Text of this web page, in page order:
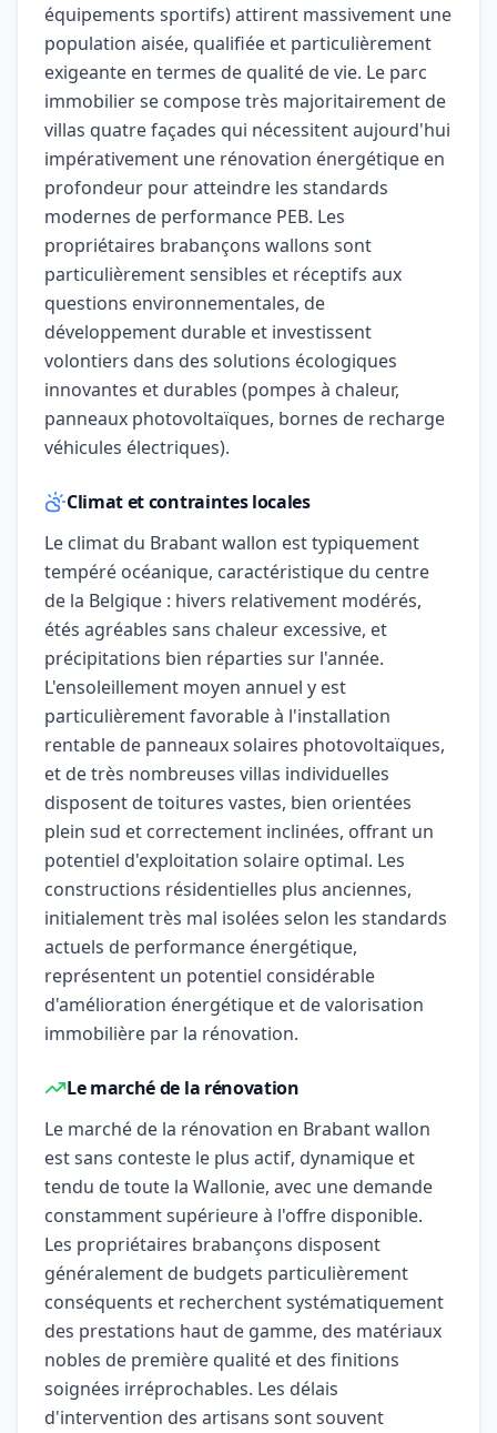
équipements sportifs) attirent massivement une
population aisée, qualifiée et particulièrement
exigeante en termes de qualité de vie. Le parc
immobilier se compose très majoritairement de
villas quatre façades qui nécessitent aujourd'hui
impérativement une rénovation énergétique en
profondeur pour atteindre les standards
modernes de performance PEB. Les
propriétaires brabançons wallons sont
particulièrement sensibles et réceptifs aux
questions environnementales, de
développement durable et investissent
volontiers dans des solutions écologiques
innovantes et durables (pompes à chaleur,
panneaux photovoltaïques, bornes de recharge
véhicules électriques).
Climat et contraintes locales
Le climat du Brabant wallon est typiquement
tempéré océanique, caractéristique du centre
de la Belgique : hivers relativement modérés,
étés agréables sans chaleur excessive, et
précipitations bien réparties sur l'année.
L'ensoleillement moyen annuel y est
particulièrement favorable à l'installation
rentable de panneaux solaires photovoltaïques,
et de très nombreuses villas individuelles
disposent de toitures vastes, bien orientées
plein sud et correctement inclinées, offrant un
potentiel d'exploitation solaire optimal. Les
constructions résidentielles plus anciennes,
initialement très mal isolées selon les standards
actuels de performance énergétique,
représentent un potentiel considérable
d'amélioration énergétique et de valorisation
immobilière par la rénovation.
Le marché de la rénovation
Le marché de la rénovation en Brabant wallon
est sans conteste le plus actif, dynamique et
tendu de toute la Wallonie, avec une demande
constamment supérieure à l'offre disponible.
Les propriétaires brabançons disposent
généralement de budgets particulièrement
conséquents et recherchent systématiquement
des prestations haut de gamme, des matériaux
nobles de première qualité et des finitions
soignées irréprochables. Les délais
d'intervention des artisans sont souvent